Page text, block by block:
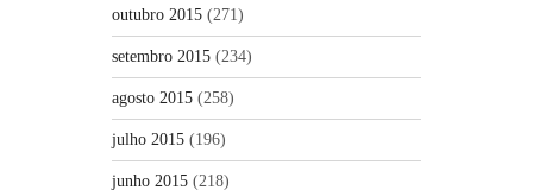
outubro 2015 (271)
setembro 2015 (234)
agosto 2015 (258)
julho 2015 (196)
junho 2015 (218)